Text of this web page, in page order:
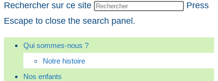
Rechercher sur ce site
Press
Escape to close the search panel.
Qui sommes-nous ?
Notre histoire
Nos enfants